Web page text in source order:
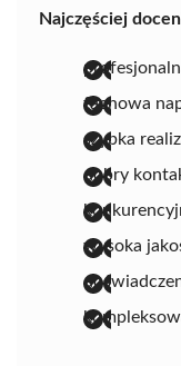
Najczęściej
fachowa
szybka
dobry
wysoka